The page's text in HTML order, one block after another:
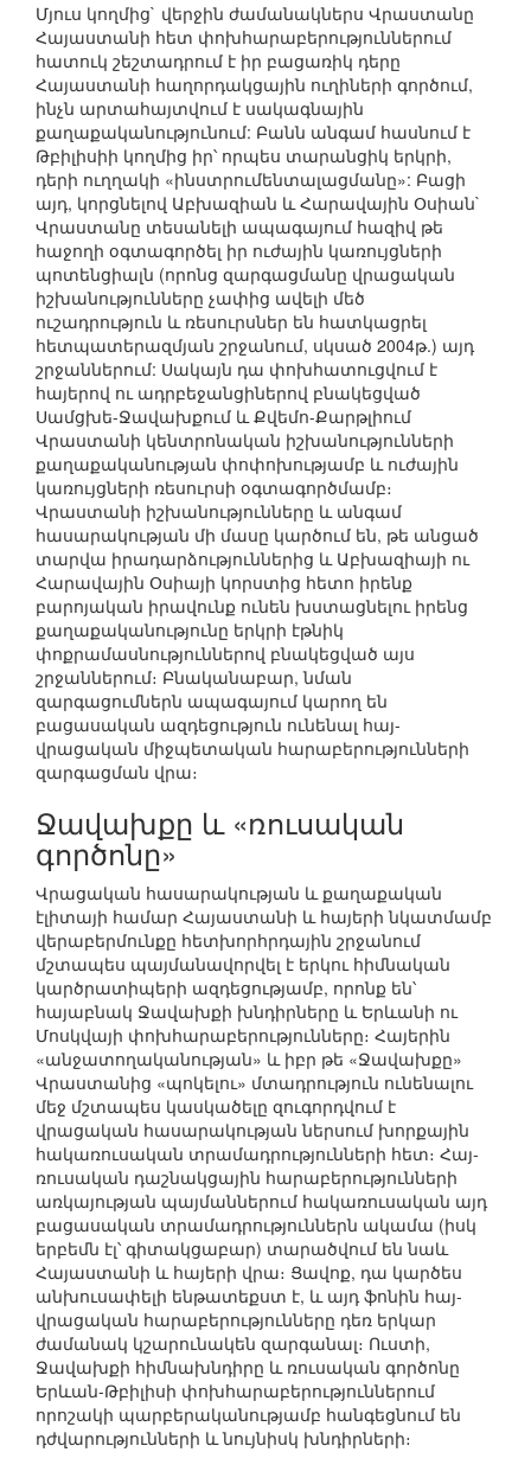
Մյուս կողմից` վերջին ժամանակներս Վրաստանը
Հայաստանի հետ փոխհարաբերություններում
հատուկ շեշտադրում է իր բացառիկ դերը
Հայաստանի հաղորդակցային ուղիների գործում,
ինչն արտահայտվում է սակագնային
քաղաքականությունում: Բանն անգամ հասնում է
Թբիլիսիի կողմից իր՝ որպես տարանցիկ երկրի,
դերի ուղղակի «ինստրումենտալացմանը»: Բացի
այդ, կորցնելով Աբխազիան և Հարավային Օսիան`
Վրաստանը տեսանելի ապագայում հազիվ թե
հաջողի օգտագործել իր ուժային կառույցների
պոտենցիալն (որոնց զարգացմանը վրացական
իշխանությունները չափից ավելի մեծ
ուշադրություն և ռեսուրսներ են հատկացրել
հետպատերազմյան շրջանում, սկսած 2004թ.) այդ
շրջաններում: Սակայն դա փոխհատուցվում է
հայերով ու ադրբեջանցիներով բնակեցված
Սամցխե-Ջավախքում և Քվեմո-Քարթլիում
Վրաստանի կենտրոնական իշխանությունների
քաղաքականության փոփոխությամբ և ուժային
կառույցների ռեսուրսի օգտագործմամբ։
Վրաստանի իշխանությունները և անգամ
հասարակության մի մասը կարծում են, թե անցած
տարվա իրադարձություններից և Աբխազիայի ու
Հարավային Օսիայի կորստից հետո իրենք
բարոյական իրավունք ունեն խստացնելու իրենց
քաղաքականությունը երկրի էթնիկ
փոքրամասնություններով բնակեցված այս
շրջաններում։ Բնականաբար, նման
զարգացումներն ապագայում կարող են
բացասական ազդեցություն ունենալ հայ-
վրացական միջպետական հարաբերությունների
զարգացման վրա։
Ջավախքը և «ռուսական
գործոնը»
Վրացական հասարակության և քաղաքական
էլիտայի համար Հայաստանի և հայերի նկատմամբ
վերաբերմունքը հետխորհրդային շրջանում
մշտապես պայմանավորվել է երկու հիմնական
կարծրատիպերի ազդեցությամբ, որոնք են՝
հայաբնակ Ջավախքի խնդիրները և Երևանի ու
Մոսկվայի փոխհարաբերությունները։ Հայերին
«անջատողականության» և իբր թե «Ջավախքը»
Վրաստանից «պոկելու» մտադրություն ունենալու
մեջ մշտապես կասկածելը զուգորդվում է
վրացական հասարակության ներսում խորքային
հակառուսական տրամադրությունների հետ։ Հայ-
ռուսական դաշնակցային հարաբերությունների
առկայության պայմաններում հակառուսական այդ
բացասական տրամադրություններն ակամա (իսկ
երբեմն էլ՝ գիտակցաբար) տարածվում են նաև
Հայաստանի և հայերի վրա։ Ցավոք, դա կարծես
անխուսափելի ենթատեքստ է, և այդ ֆոնին հայ-
վրացական հարաբերությունները դեռ երկար
ժամանակ կշարունակեն զարգանալ։ Ուստի,
Ջավախքի հիմնախնդիրը և ռուսական գործոնը
Երևան-Թբիլիսի փոխհարաբերություններում
որոշակի պարբերականությամբ հանգեցնում են
դժվարությունների և նույնիսկ խնդիրների։